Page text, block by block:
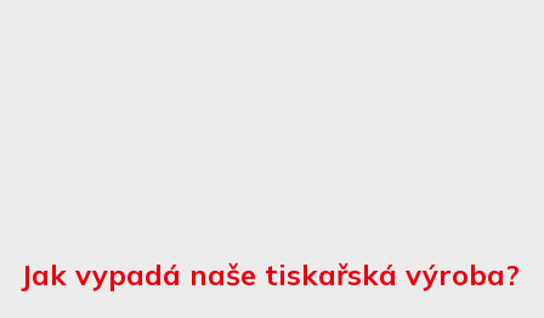
Jak vypadá naše tiskařská výroba?